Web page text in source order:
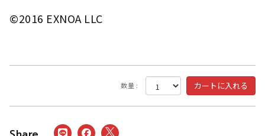
©︎2016 EXNOA LLC
数量 :